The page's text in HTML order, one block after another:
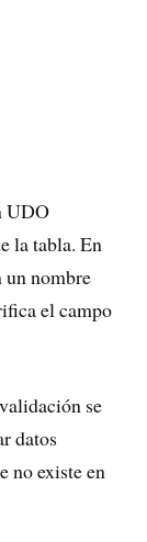
UDO
la tabla. En
un nombre
el campo
se
datos
no existe en